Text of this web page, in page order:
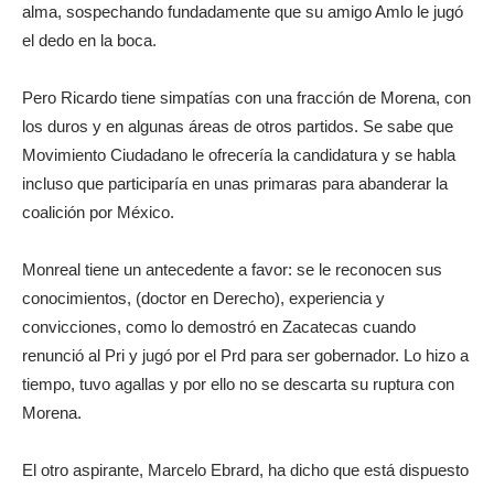
alma, sospechando fundadamente que su amigo Amlo le jugó
el dedo en la boca.
Pero Ricardo tiene simpatías con una fracción de Morena, con
los duros y en algunas áreas de otros partidos. Se sabe que
Movimiento Ciudadano le ofrecería la candidatura y se habla
incluso que participaría en unas primaras para abanderar la
coalición por México.
Monreal tiene un antecedente a favor: se le reconocen sus
conocimientos, (doctor en Derecho), experiencia y
convicciones, como lo demostró en Zacatecas cuando
renunció al Pri y jugó por el Prd para ser gobernador. Lo hizo a
tiempo, tuvo agallas y por ello no se descarta su ruptura con
Morena.
El otro aspirante, Marcelo Ebrard, ha dicho que está dispuesto